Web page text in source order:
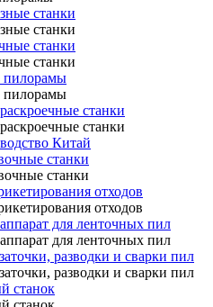
станки
станки
станки
станки
пилорамы
пилорамы
станки
станки
Китай
станки
станки
отходов
отходов
для ленточных пил
для ленточных пил
разводки и сварки пил
разводки и сварки пил
станок